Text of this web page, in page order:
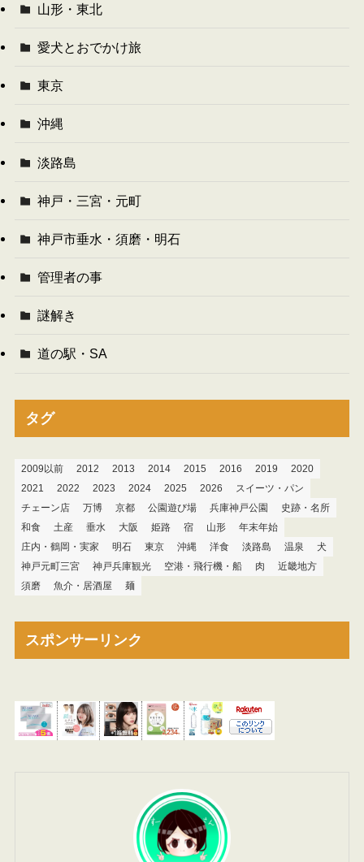
山形・東北
愛犬とおでかけ旅
東京
沖縄
淡路島
神戸・三宮・元町
神戸市垂水・須磨・明石
管理者の事
謎解き
道の駅・SA
タグ
2009以前 2012 2013 2014 2015 2016 2019
2020
2021
2022 2023 2024 2025 2026
スイーツ・パン
チェーン店
万博 京都 公園遊び場 兵庫神戸公園
史跡・名所
和食
土産 垂水 大阪 姫路 宿 山形
年末年始
庄内・鶴岡・実家
明石 東京 沖縄 洋食 淡路島 温泉
犬
神戸元町三宮
神戸兵庫観光 空港・飛行機・船 肉
近畿地方
須磨
魚介・居酒屋 麺
スポンサーリンク